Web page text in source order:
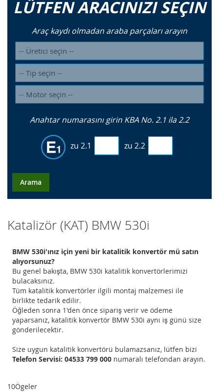
LÜTFEN ARACINIZI SEÇIN
Araç kaydı olmadan araba parçaları arayın
Anahtar numarasını girin KBA No. 2.1 ila 2.2
zu 2.1 zu 2.2
Arama
Katalizör (KAT) BMW 530i
BMW 530i'ınız için yeni bir katalitik konvertör mü satın
alıyorsunuz?
Bu genel bakışta, BMW 530i katalitik konvertörlerimizi
bulacaksınız.
Tüm katalitik konvertörler ilgili montaj malzemesi ile
birlikte tedarik edilir.
Öğleden sonra 1'den önce sipariş verir ve ödeme
yaparsanız, katalitik konvertör BMW 530i aynı iş günü size
gönderilecektir.
Size uygun katalitik konvertörü bulamazsanız, lütfen bizi
Telefon Servisi: 04533 799 000 numaralı telefondan arayın.
10Ögeler